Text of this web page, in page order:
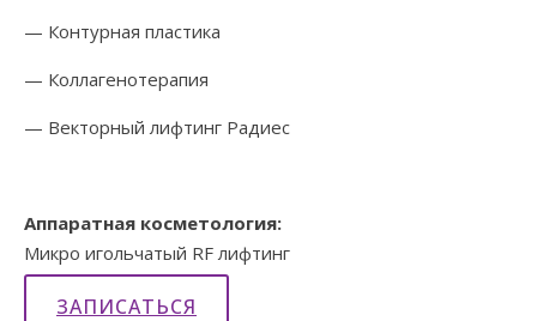
— Контурная пластика
— Коллагенотерапия
— Векторный лифтинг Радиес
Аппаратная косметология:
Микро игольчатый RF лифтинг
ЗАПИСАТЬСЯ